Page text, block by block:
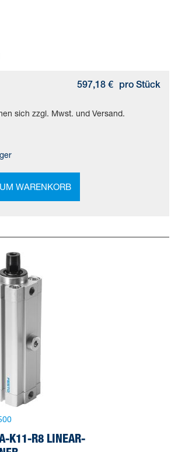
Kolbenstangengewinde=M10,
597,18 € pro Stück
sich zzgl. Mwst. und Versand.
WARENKORB
K11-R8 LINEAR-